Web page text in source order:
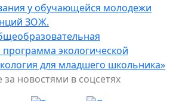
у обучающейся молодежи
ЗОЖ.
экологической
для младшего школьника»
за новостями в соцсетях